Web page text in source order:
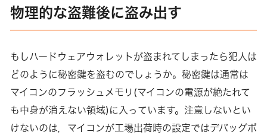
物理的な盗難後に盗み出す
もしハードウェアウォレットが盗まれてしまったら犯人は
どのように秘密鍵を盗むのでしょうか。秘密鍵は通常は
マイコンのフラッシュメモリ(マイコンの電源が絶たれて
も中身が消えない領域)に入っています。注意しないとい
けないのは，マイコンが工場出荷時の設定ではデバッグポ